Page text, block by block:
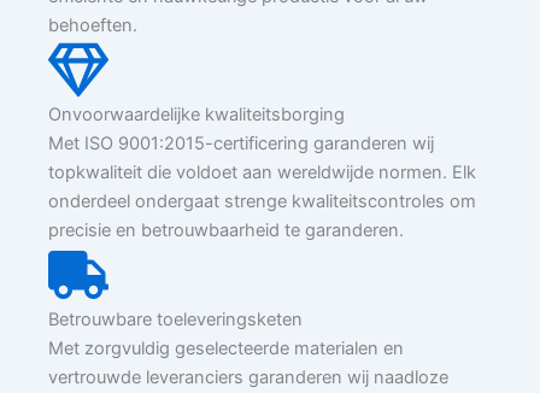
behoeften.
Onvoorwaardelijke kwaliteitsborging
Met ISO 9001:2015-certificering garanderen wij
topkwaliteit die voldoet aan wereldwijde normen. Elk
onderdeel ondergaat strenge kwaliteitscontroles om
precisie en betrouwbaarheid te garanderen.
Betrouwbare toeleveringsketen
Met zorgvuldig geselecteerde materialen en
vertrouwde leveranciers garanderen wij naadloze